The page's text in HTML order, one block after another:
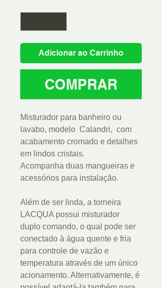
Adicionar ao Carrinho
COMPRAR
Misturador para banheiro ou
lavabo, modelo Calandri, com
acabamento cromado e detalhes
em lindos cristais.
Acompanha duas mangueiras e
acessórios para instalação.
Além de ser linda, a torneira
LACQUA possui misturador
duplo comando, o qual pode ser
conectado à água quente e fria
para controle de vazão e
temperatura através de um único
acionamento. Alternativamente, é